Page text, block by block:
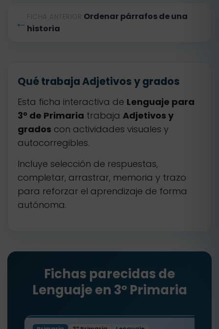
← FICHA ANTERIOR Ordenar párrafos de una
historia
Qué trabaja Adjetivos y grados
Esta ficha interactiva de Lenguaje para
3º de Primaria trabaja Adjetivos y
grados con actividades visuales y
autocorregibles.
Incluye selección de respuestas,
completar, arrastrar, memoria y trazo
para reforzar el aprendizaje de forma
autónoma.
Fichas parecidas de
Lenguaje en 3º Primaria